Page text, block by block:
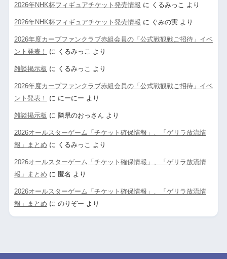
2026年NHK杯フィギュアチケット発売情報 に くるみっこ より
2026年NHK杯フィギュアチケット発売情報 に ぐみの実より
2026年度カープファンクラブ赤組会員の「公式戦観戦ご招待」イベ
ント発表！
に くるみっこ より
雑談掲示板 に くるみっこ より
2026年度カープファンクラブ赤組会員の「公式戦観戦ご招待」イベ
ント発表！
に にーにー より
雑談掲示板 に 隣県のおっさん より
2026オールスターゲーム「チケット確保情報」、「ゲリラ放流情
報」まとめ に くるみっこ より
2026オールスターゲーム「チケット確保情報」、「ゲリラ放流情
報」まとめ に 匿名 より
2026オールスターゲーム「チケット確保情報」、「ゲリラ放流情
報」まとめ に のりぞー より